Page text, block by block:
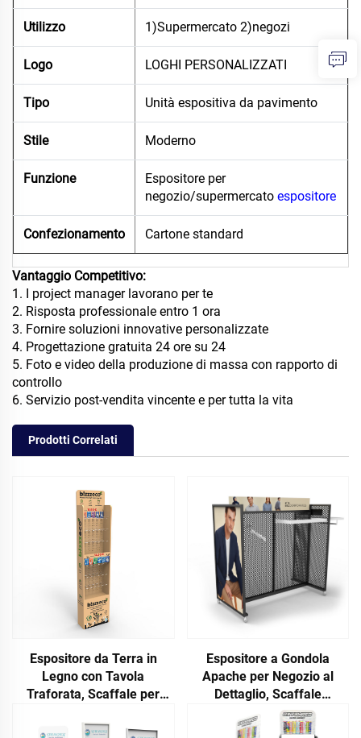
Utilizzo 1)Supermercato 2)negozi
Logo LOGHI PERSONALIZZATI
Tipo Unità espositiva da pavimento
Stile Moderno
Funzione
Espositore per
negozio/supermercato espositore
Confezionamento Cartone standard
Vantaggio Competitivo:
1. I project manager lavorano per te
2. Risposta professionale entro 1 ora
3. Fornire soluzioni innovative personalizzate
4. Progettazione gratuita 24 ore su 24
5. Foto e video della produzione di massa con rapporto di
controllo
6. Servizio post-vendita vincente e per tutta la vita
Prodotti Correlati
Espositore da Terra in
Legno con Tavola
Traforata, Scaffale per
Dettaglio
Espositore a Gondola
Apache per Negozio al
Dettaglio, Scaffale
Espositivo per
Abbigliamento per Negozio